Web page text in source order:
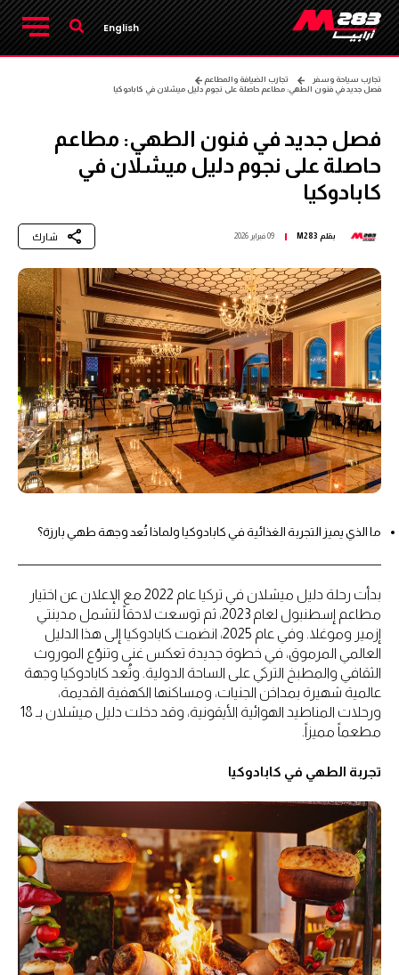
English
تجارب سياحة وسفر
تجارب الضيافة والمطاعم
فصل جديد في فنون الطهي: مطاعم حاصلة على نجوم دليل ميشلان في كابادوكيا
فصل جديد في فنون الطهي: مطاعم
حاصلة على نجوم دليل ميشلان في
كابادوكيا
بقلم M283 09 فبراير 2026 شارك
ما الذي يميز التجربة الغذائية في كابادوكيا ولماذا تُعد وجهة طهي بارزة؟
بدأت رحلة دليل ميشلان في تركيا عام 2022 مع الإعلان عن اختيار
مطاعم إسطنبول لعام 2023، ثم توسعت لاحقاً لتشمل مدينتي
إزمير وموغلا. وفي عام 2025، انضمت كابادوكيا إلى هذا الدليل
العالمي المرموق، في خطوة جديدة تعكس غنى وتنوّع الموروث
الثقافي والمطبخ التركي على الساحة الدولية. وتُعد كابادوكيا وجهة
عالمية شهيرة بمداخن الجنيات، ومساكنها الكهفية القديمة،
ورحلات المناطيد الهوائية الأيقونية، وقد دخلت دليل ميشلان بـ 18
مطعماً مميزاً.
تجربة الطهي في كابادوكيا